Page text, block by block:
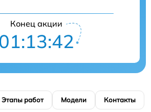
Конец акции
Этапы работ Модели Контакты